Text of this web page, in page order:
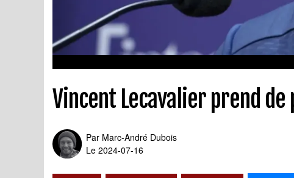
Vincent Lecavalier prend de
Par Marc-André Dubois
Le 2024-07-16